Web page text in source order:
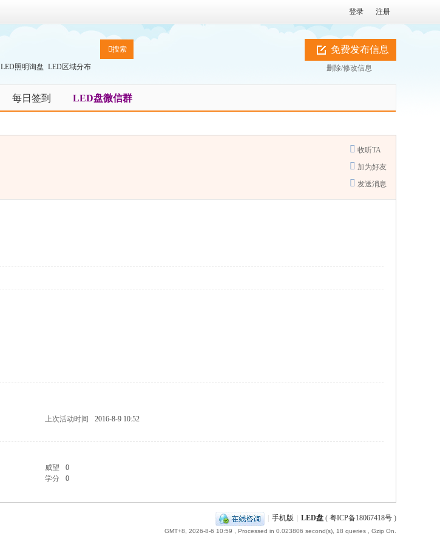
登录 注册
搜索
LED照明询盘 LED区域分布
免费发布信息
删除/修改信息
每日签到 LED盘微信群
收听TA
加为好友
发送消息
上次活动时间
2016-8-9 10:52
威望
0
学分 0
手机版 LED盘 ( 粤ICP备18067418号 )
GMT+8, 2026-8-6 10:59 , Processed in 0.023806 second(s), 18 queries , Gzip On.